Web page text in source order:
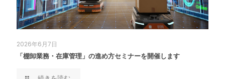
2026年6月7日
「棚卸業務・在庫管理」の進め方セミナーを開催します